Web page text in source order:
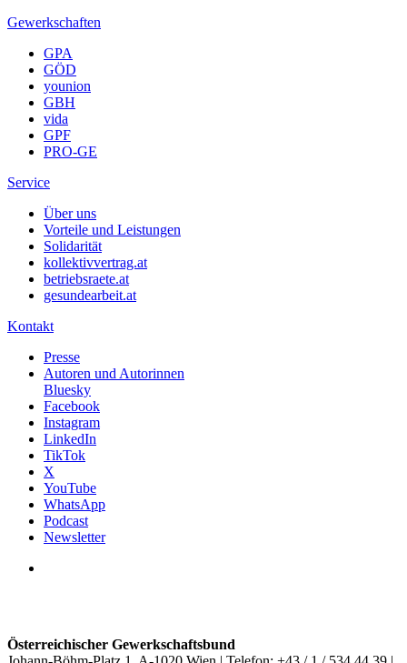
Gewerkschaften
GPA
GÖD
younion
GBH
vida
GPF
PRO-GE
Service
Über uns
Vorteile und Leistungen
Solidarität
kollektivvertrag.at
betriebsraete.at
gesundearbeit.at
Kontakt
Presse
Autoren und Autorinnen
Bluesky
Facebook
Instagram
LinkedIn
TikTok
X
YouTube
WhatsApp
Podcast
Newsletter
Österreichischer Gewerkschaftsbund